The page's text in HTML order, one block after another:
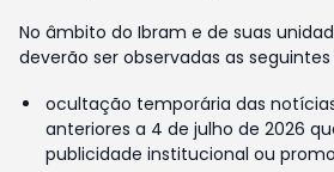
No âmbito do Ibram e de suas
deverão ser observadas as
ocultação temporária das
anteriores a 4 de julho de 2026
publicidade institucional ou